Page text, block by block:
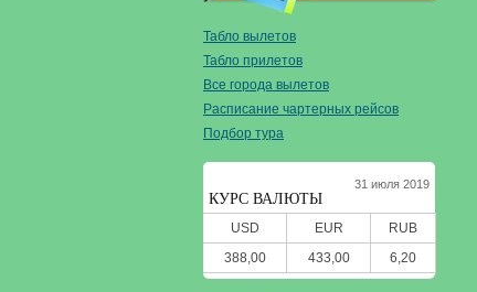
Табло вылетов
Табло прилетов
Все города вылетов
Расписание чартерных рейсов
Подбор тура
31 июля 2019
КУРС ВАЛЮТЫ
USD EUR
RUB
388,00
433,00 6,20